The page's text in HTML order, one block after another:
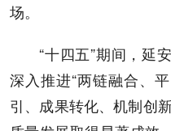
场。
“十四五”期间，延
深入推进“两链融合、
引、成果转化、机制创